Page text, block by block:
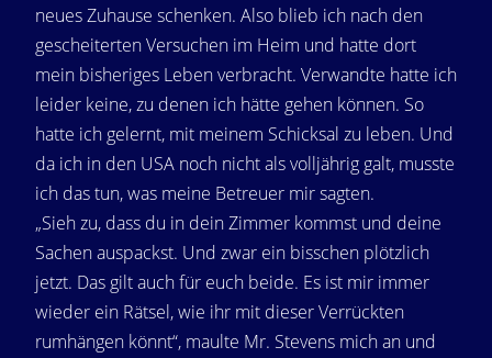
neues Zuhause schenken. Also blieb ich nach den
gescheiterten Versuchen im Heim und hatte dort
mein bisheriges Leben verbracht. Verwandte hatte ich
leider keine, zu denen ich hätte gehen können. So
hatte ich gelernt, mit meinem Schicksal zu leben. Und
da ich in den USA noch nicht als volljährig galt, musste
ich das tun, was meine Betreuer mir sagten.
„Sieh zu, dass du in dein Zimmer kommst und deine
Sachen auspackst. Und zwar ein bisschen plötzlich
jetzt. Das gilt auch für euch beide. Es ist mir immer
wieder ein Rätsel, wie ihr mit dieser Verrückten
rumhängen könnt“, maulte Mr. Stevens mich an und